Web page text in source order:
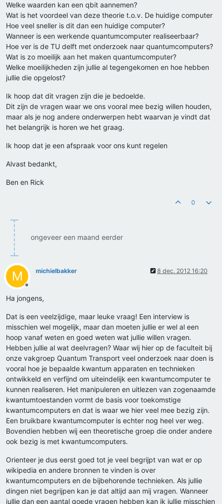
Welke waarden kan een qbit aannemen?
Wat is het voordeel van deze theorie t.o.v. De huidige computer
Hoe veel sneller is dit dan een huidige computer?
Wanneer is een werkende quantumcomputer realiseerbaar?
Hoe ver is de TU delft met onderzoek naar quantumcomputers?
Wat is zo moeilijk aan het maken quantumcomputer?
Welke moeilijkheden zijn jullie al tegengekomen en hoe hebben
jullie die opgelost?
Ik hoop dat dit vragen zijn die je bedoelde.
Dit zijn de vragen waar we ons vooral mee bezig willen houden,
maar als je nog andere onderwerpen hebt waarvan je vindt dat
het belangrijk is horen we het graag.
Ik hoop dat je een afspraak voor ons kunt regelen
Alvast bedankt,
Ben en Rick
0
ongeveer een maand eerder
M
Offline
michielbakker 8 dec. 2012 16:20
Ha jongens,
Dat is een veelzijdige, maar leuke vraag! Een interview is
misschien wel mogelijk, maar dan moeten jullie er wel al een
hoop vanaf weten en goed weten wat jullie willen vragen.
Hebben jullie al wat deelvragen? Waar wij hier op de faculteit bij
onze vakgroep Quantum Transport veel onderzoek naar doen is
vooral hoe je bepaalde kwantum apparaten en technieken
ontwikkeld en verfijnd om uiteindelijk een kwantumcomputer te
kunnen realiseren. Het manipuleren en uitlezen van zogenaamde
kwantumtoestanden vormt de basis voor toekomstige
kwantumcomputers en dat is waar we hier veel mee bezig zijn.
Een bruikbare kwantumcomputer is echter nog heel ver weg.
Bovendien hebben wij een theoretische groep die onder andere
ook bezig is met kwantumcomputers.
Orienteer je dus eerst goed tot je veel begrijpt van wat er op
wikipedia en andere bronnen te vinden is over
kwantumcomputers en de bijbehorende technieken. Als jullie
dingen niet begrijpen kan je dat altijd aan mij vragen. Wanneer
jullie dan een aantal goede vragen hebben kan ik jullie misschien